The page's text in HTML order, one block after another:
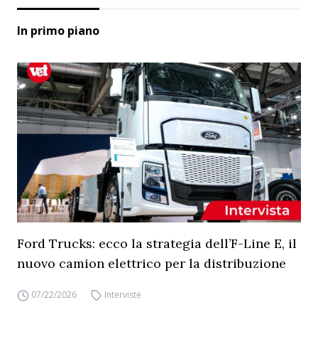
In primo piano
Ford Trucks: ecco la strategia dell’F-Line E, il
nuovo camion elettrico per la distribuzione
07/22/2026 Interviste